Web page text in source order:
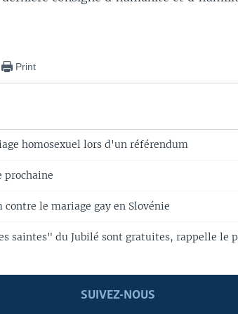
Print
homosexuel lors d'un référendum
prochaine
le mariage gay en Slovénie
saintes" du Jubilé sont gratuites, rappelle le
SUIVEZ-NOUS